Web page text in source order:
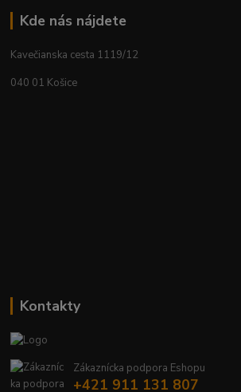
Kde nás nájdete
Kavečianska cesta 1119/12
040 01 Košice
Kontakty
Zákaznícka podpora Eshopu
+421 911 131 807